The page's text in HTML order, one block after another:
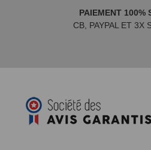
PAIEMENT 100%
CB, PAYPAL ET 3X